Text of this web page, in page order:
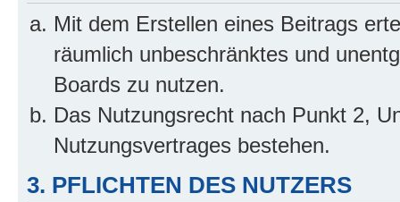
Mit dem Erstellen eines Beitrags
räumlich unbeschränktes und
Boards zu nutzen.
Das Nutzungsrecht nach Punkt 2,
Nutzungsvertrages bestehen.
3. PFLICHTEN DES NUTZERS